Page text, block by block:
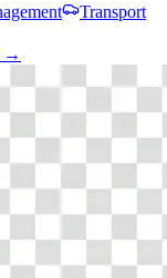
Transport
→